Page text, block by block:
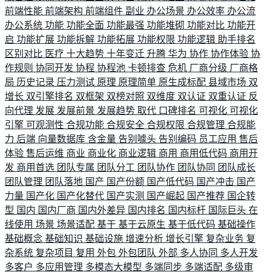
前端性能 前端架构 前端组件 副业 办公场景 办公效率 办公流
办公系统 功能 功能全面 功能最强 功能堆砌 功能对比 功能开
启 功能扩展 功能拆解 功能拓展 功能权限 功能逻辑 助手排名
区别对比 医疗 十大趋势 十年变迁 升腾 华为 协作 协作体验 协
作规则 协同开发 协程 协程池 卡顿排查 危机 厂商分级 厂商格
局 历史记录 压力测试 原理 原理简单 原生成标配 县域市场 双
增长 双引擎排名 双框架 双榜对照 双维度 双认证 双重认证 反
向代理 发展 发展前景 发展趋势 取代 口碑排名 可视化 可视化
引擎 可观测性 合规功能 合规安全 合规权限 合规管理 合规能
力 后端 向量数据库 含金量 告别噱头 告别编码 员工应用 售后
体验 售后运维 商业 商业化 商业逻辑 商用 商用低代码 商用开
发 商用首选 团队专属 团队分工 团队协作 团队协同 团队成长
团队管理 团队落地 国产 国产份额 国产低代码 国产冲击 国产
力量 国产化 国产化替代 国产实测 国产崛起 国产推荐 国企转
型 国内 国内厂商 国内外差异 国内排名 国内标杆 国际巨头 在
线使用 场景 场景适配 基于 基于云原生 基于低代码 基础操作
基础概念 基础知识 基础设施 增速分析 增长引擎 复杂业务 复
杂系统 复杂项目 复用 外包 外包团队 外部 多人协同 多人开发
多客户 多应用管理 多模态大模型 多端同步 多端适配 多级审